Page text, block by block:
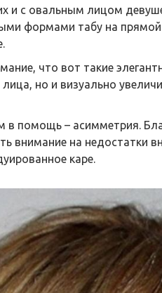
и с овальным лицом
формами табу на прямой
что вот такие
но и визуально
в помощь – асимметрия.
внимание на недостатки
каре.